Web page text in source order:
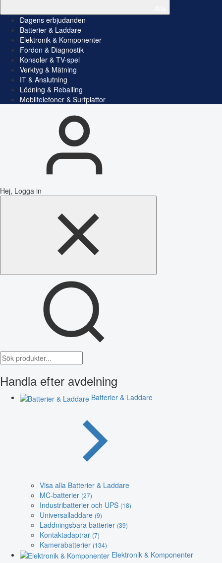
Dagens erbjudanden
Batterier & Laddare
Elektronik & Komponenter
Fordon & Diagnostik
Konsoler & TV-spel
Verktyg & Mätning
IT & Anslutning
Lödning & Reballing
Mobiltelefoner & Surfplattor
Hej, Logga in
Handla efter avdelning
Batterier & Laddare
Visa alla Batterier & Laddare
MC-batterier (27)
Industribatterier och UPS (18)
Universalladdare (9)
Laddningsbara batterier (39)
Kontaktadaptrar (7)
Kamerabatterier (134)
Elektronik & Komponenter